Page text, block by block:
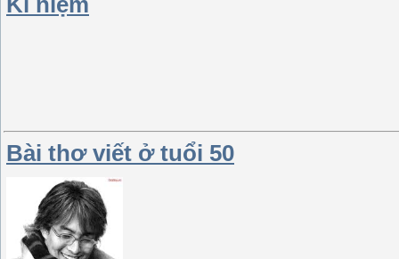
Bài thơ viết ở tuổi 50